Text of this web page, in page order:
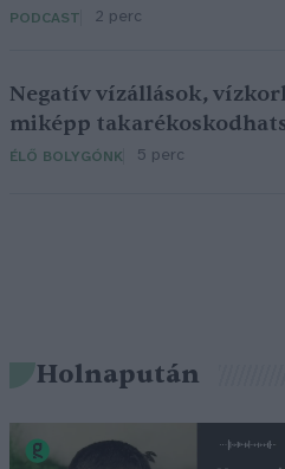
PODCAST 2 perc
Negatív vízállások,
miképp
ÉLŐ BOLYGÓNK 5 perc
Holnapután